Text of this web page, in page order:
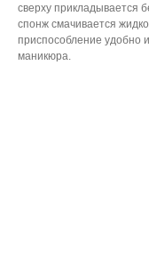
сверху прикладывается
спонж смачивается
приспособление удобно
маникюра.